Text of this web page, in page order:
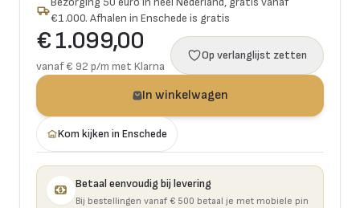
€1.000. Afhalen in Enschede is gratis
€ 1.099,00
vanaf € 92 p/m met Klarna
Op verlanglijst zetten
In winkelwagen
Kom kijken in Enschede
Betaal eenvoudig bij levering
Bij bestellingen vanaf € 500 betaal je met mobiele pin